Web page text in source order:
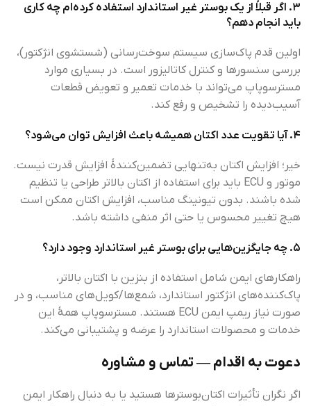
۳. اگر قبلاً از یک بوستر غیر استاندارد استفاده کرده‌ام چه کاری
باید انجام دهم؟
اولین قدم پاک‌سازی سیستم سوخت‌رسانی (شستشوی انژکتور)،
بررسی سنسورها و کنترل کاتالیزور است. در بسیاری موارد
مسترسوپاپ می‌تواند با خدمات تعمیر و تعویض قطعات
آسیب‌دیده را تشخیص و رفع کند.
۴. آیا تقویت عدد اکتان همیشه باعث افزایش توان می‌شود؟
خیر؛ افزایش اکتان به‌تنهایی تضمین‌کنندهٔ افزایش قدرت نیست.
موتور و ECU باید برای استفاده از اکتان بالاتر طراحی یا تنظیم
شده باشند. بدون تیونینگ مناسب، افزایش اکتان ممکن است
هیچ تغییر محسوس یا حتی اثر منفی داشته باشد.
۵. چه جایگزین‌هایی برای بوستر غیر استاندارد وجود دارد؟
راهکارهای ایمن شامل استفاده از بنزین با اکتان بالاتر،
پاک‌کننده‌های انژکتور استاندارد، شمع‌ها/کویل‌های مناسب، و در
صورت نیاز ریمپ ایمن ECU هستند. مسترسوپاپ همهٔ این
خدمات و محصولات استاندارد را عرضه و پشتیبانی می‌کند.
دعوت به اقدام — تماس و مشاوره
اگر نگران تأثیرات اکتان‌بوسترها هستید یا به دنبال راهکار ایمن